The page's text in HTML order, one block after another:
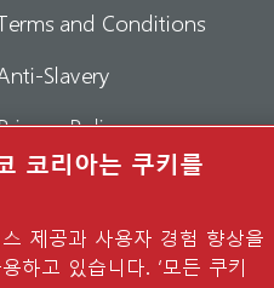
and Conditions
Slavery
Policy
Misconduct
코리아는 쿠키를
제공과 사용자 경험 향상을
하고 있습니다. ‘모든 쿠키